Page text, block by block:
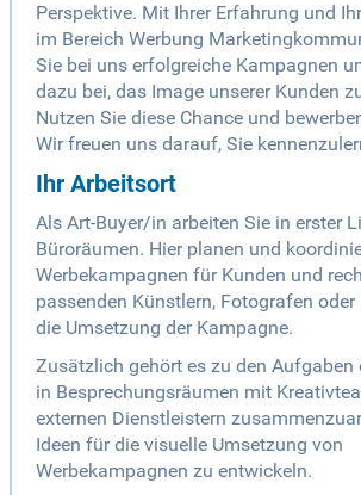
Perspektive. Mit Ihrer Erfahrung und
im Bereich Werbung
Sie bei uns erfolgreiche Kampagnen
dazu bei, das Image unserer Kunden
Nutzen Sie diese Chance und
Wir freuen uns darauf, Sie
Ihr Arbeitsort
Als Art-Buyer/in arbeiten Sie in erster
Büroräumen. Hier planen und
Werbekampagnen für Kunden und
passenden Künstlern, Fotografen
die Umsetzung der Kampagne.
Zusätzlich gehört es zu den Aufgaben
in Besprechungsräumen mit
externen Dienstleistern
Ideen für die visuelle Umsetzung von
Werbekampagnen zu entwickeln.